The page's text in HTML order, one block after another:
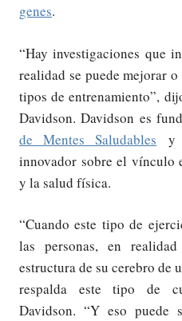
genes.
“Hay investigaciones que
realidad se puede mejorar
tipos de entrenamiento”,
Davidson. Davidson es
de Mentes Saludables y
innovador sobre el vínculo
y la salud física.
“Cuando este tipo de
las personas, en
estructura de su cerebro de
respalda este tipo de
Davidson. “Y eso puede